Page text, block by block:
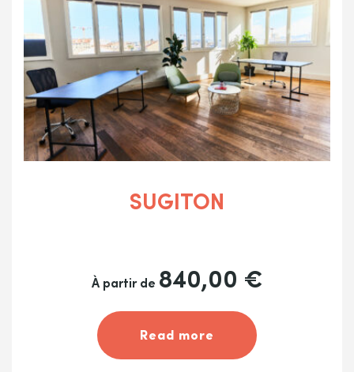
SUGITON
À partir de 840,00 €
Read more